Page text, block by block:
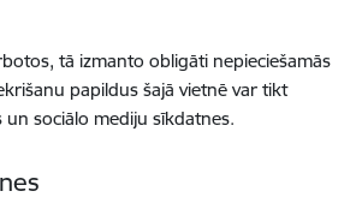
tā izmanto obligāti nepieciešamās
papildus šajā vietnē var tikt
sociālo mediju sīkdatnes.